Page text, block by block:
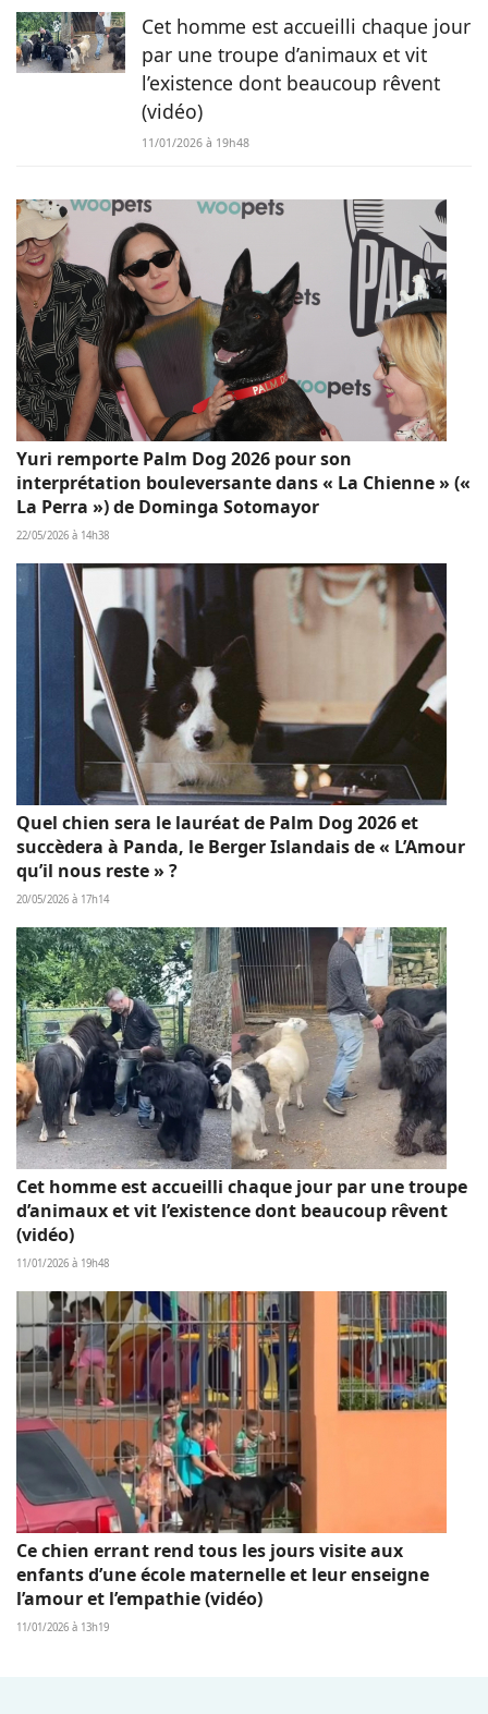
Cet homme est accueilli chaque jour
par une troupe d’animaux et vit
l’existence dont beaucoup rêvent
(vidéo)
11/01/2026 à 19h48
Yuri remporte Palm Dog 2026 pour son
interprétation bouleversante dans « La Chienne » («
La Perra ») de Dominga Sotomayor
22/05/2026 à 14h38
Quel chien sera le lauréat de Palm Dog 2026 et
succèdera à Panda, le Berger Islandais de « L’Amour
qu’il nous reste » ?
20/05/2026 à 17h14
Cet homme est accueilli chaque jour par une troupe
d’animaux et vit l’existence dont beaucoup rêvent
(vidéo)
11/01/2026 à 19h48
Ce chien errant rend tous les jours visite aux
enfants d’une école maternelle et leur enseigne
l’amour et l’empathie (vidéo)
11/01/2026 à 13h19